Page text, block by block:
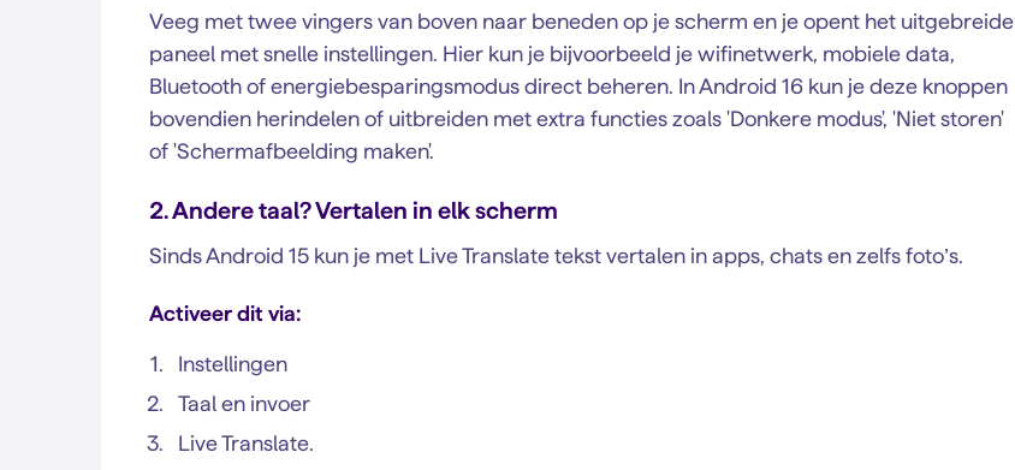
Veeg met twee vingers van boven naar beneden op je scherm en je opent het uitgebreide
paneel met snelle instellingen. Hier kun je bijvoorbeeld je wifinetwerk, mobiele data,
Bluetooth of energiebesparingsmodus direct beheren. In Android 16 kun je deze knoppen
bovendien herindelen of uitbreiden met extra functies zoals 'Donkere modus', 'Niet storen'
of 'Schermafbeelding maken'.
2. Andere taal? Vertalen in elk scherm
Sinds Android 15 kun je met Live Translate tekst vertalen in apps, chats en zelfs foto’s.
Activeer dit via:
Instellingen
Taal en invoer
Live Translate.